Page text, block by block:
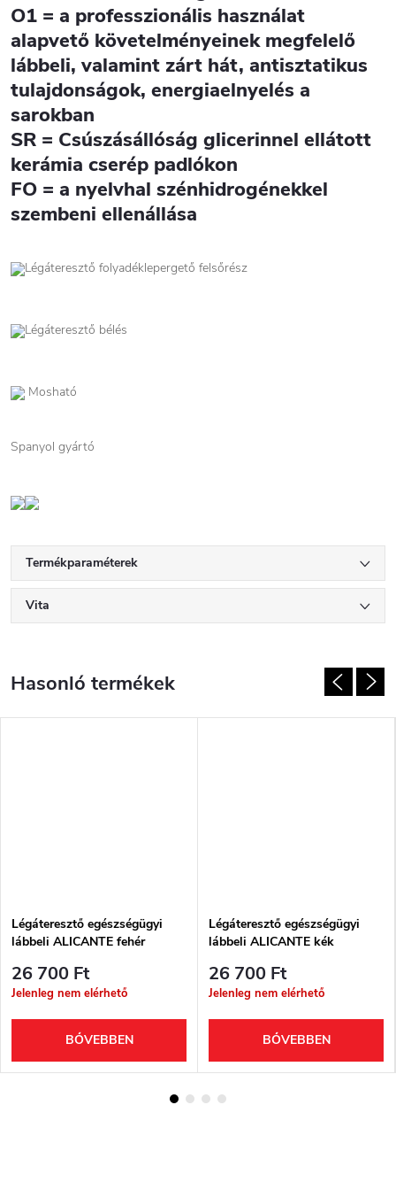
O1 = a professzionális használat
alapvető követelményeinek megfelelő
lábbeli, valamint zárt hát, antisztatikus
tulajdonságok, energiaelnyelés a
sarokban
SR = Csúszásállóság glicerinnel ellátott
kerámia cserép padlókon
FO = a nyelvhal szénhidrogénekkel
szembeni ellenállása
Légáteresztő folyadéklepergető felsőrész
Légáteresztő bélés
Mosható
Spanyol gyártó
Termékparaméterek
Vita
Légáteresztő egészségügyi
lábbeli ALICANTE fehér
26 700 Ft
Jelenleg nem elérhető
BŐVEBBEN
Légáteresztő egészségügyi
lábbeli ALICANTE kék
26 700 Ft
Jelenleg nem elérhető
BŐVEBBEN